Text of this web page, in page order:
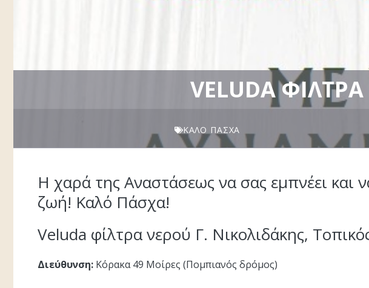
VELUDA
ΚΑΛΌ ΠΆΣΧΑ
Η χαρά της Αναστάσεως να σας εμπνέει και
ζωή! Καλό Πάσχα!
Veluda φίλτρα νερού Γ. Νικολιδάκης,
Διεύθυνση: Κόρακα 49 Μοίρες (Πομπιανός δρόμος)